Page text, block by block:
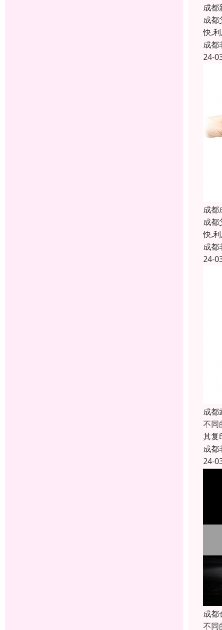
成都
成都
快,
成都
24-
成都
成都
快,
成都
24-
成都
不同
其复
成都
24-
成都
不同